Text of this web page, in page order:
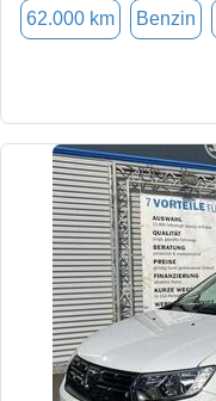
62.000 km Benzin